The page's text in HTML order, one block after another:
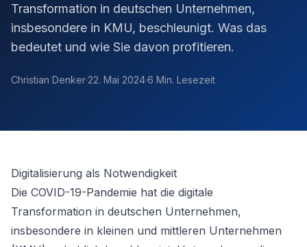
Transformation in deutschen Unternehmen,
insbesondere in KMU, beschleunigt. Was das
bedeutet und wie Sie davon profitieren.
Christian Denker·22. Mai 2024·6 Min. Lesezeit
Digitalisierung als Notwendigkeit
Die COVID-19-Pandemie hat die digitale
Transformation in deutschen Unternehmen,
insbesondere in kleinen und mittleren Unternehmen